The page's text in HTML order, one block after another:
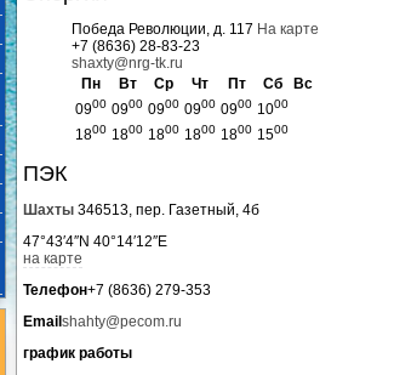
Победа Революции, д. 117 На карте
+7 (8636) 28-83-23
shaxty@nrg-tk.ru
Пн
Вт Ср Чт Пт Сб
Вс
0900 0900 0900 0900 0900 1000
1800 1800 1800 1800 1800 1500
ПЭК
Шахты 346513, пер. Газетный, 4б
47°43′4″N 40°14′12″E
на карте
Телефон+7 (8636) 279-353
Email shahty@pecom.ru
график работы